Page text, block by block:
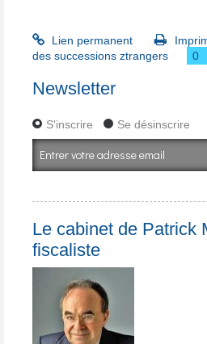
Lien permanent
des successions ztrangers
0
Newsletter
S'inscrire Se désinscrire
Le cabinet de Patrick
fiscaliste